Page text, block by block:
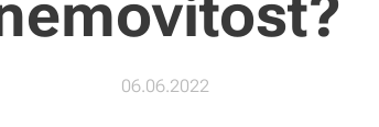
06.06.2022